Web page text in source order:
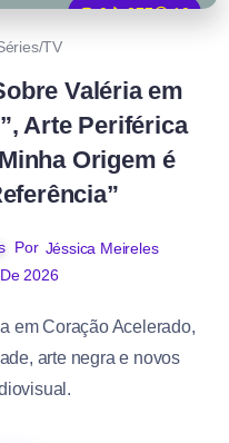
0 277
10
TV
Valéria em
Arte Periférica
Origem é
Por Jéssica Meireles
2026
em Coração Acelerado,
arte negra e novos